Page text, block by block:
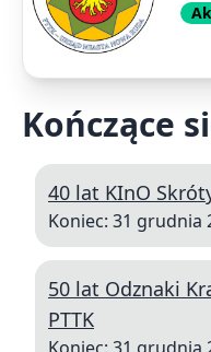
Kończące
40 lat KInO
Koniec: 31 grudnia
50 lat Odznaki
PTTK